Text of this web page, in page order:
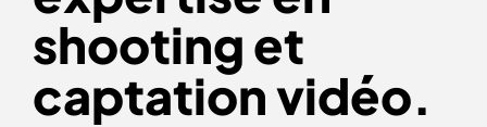
shooting et
captation vidéo.